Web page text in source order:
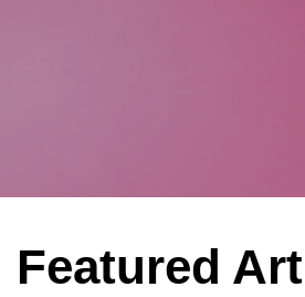
Featured